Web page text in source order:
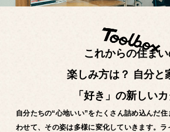
これからの住ま
楽しみ方は？ 自分と
「好き」の新しい
自分たちの“心地いい”をたくさん詰め込んだ
わせて、その姿は多様に変化していきます。